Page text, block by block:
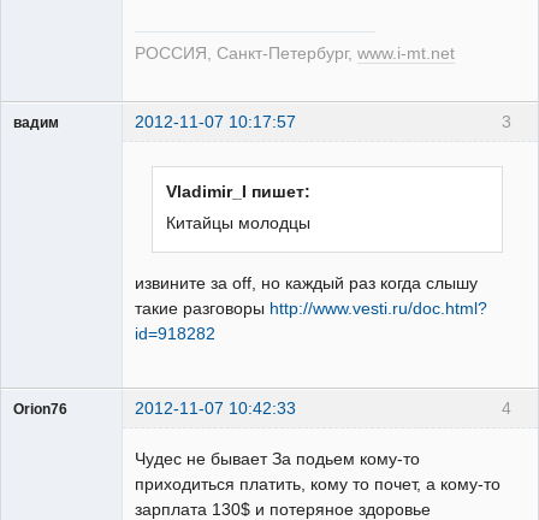
РОССИЯ, Санкт-Петербург, www.i-mt.net
3
вадим 2012-11-07 10:17:57
Vladimir_I пишет:
Китайцы молодцы
извините за off, но каждый раз когда слышу
такие разговоры http://www.vesti.ru/doc.html?
id=918282
4
Orion76 2012-11-07 10:42:33
Чудес не бывает За подьем кому-то
приходиться платить, кому то почет, а кому-то
зарплата 130$ и потеряное здоровье